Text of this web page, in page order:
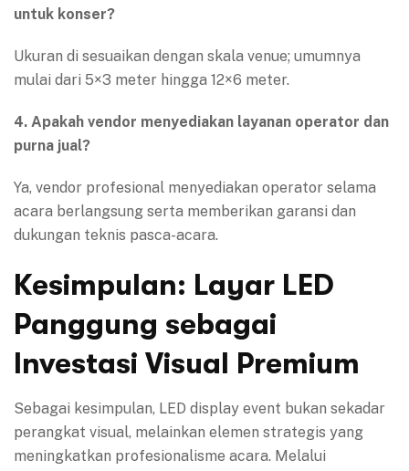
untuk konser?
Ukuran di sesuaikan dengan skala venue; umumnya
mulai dari 5×3 meter hingga 12×6 meter.
4. Apakah vendor menyediakan layanan operator dan
purna jual?
Ya, vendor profesional menyediakan operator selama
acara berlangsung serta memberikan garansi dan
dukungan teknis pasca-acara.
Kesimpulan: Layar LED
Panggung sebagai
Investasi Visual Premium
Sebagai kesimpulan, LED display event bukan sekadar
perangkat visual, melainkan elemen strategis yang
meningkatkan profesionalisme acara. Melalui